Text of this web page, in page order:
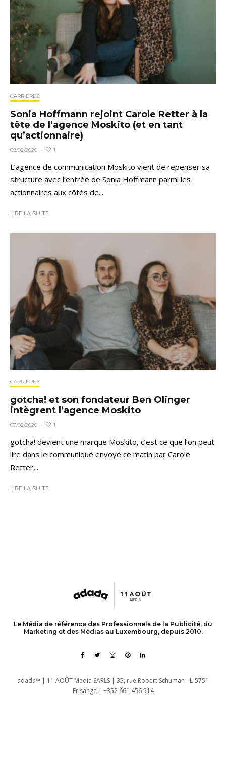
CARRIÈRES
Sonia Hoffmann rejoint Carole Retter à la
tête de l’agence Moskito (et en tant
qu’actionnaire)
09/02/2020 · 1
L’agence de communication Moskito vient de repenser sa
structure avec l’entrée de Sonia Hoffmann parmi les
actionnaires aux côtés de...
LIRE LA SUITE
CARRIÈRES
gotcha! et son fondateur Ben Olinger
intègrent l’agence Moskito
07/02/2020 · 1
gotcha! devient une marque Moskito, c’est ce que l’on peut
lire dans le communiqué envoyé ce matin par Carole
Retter,...
LIRE LA SUITE
Le Média de référence des Professionnels de la Publicité, du
Marketing et des Médias au Luxembourg, depuis 2010.
adada™ | 11 AOÛT Media SARLS | 35, rue Robert Schuman - L-5751
Frisange | +352 661 456 514